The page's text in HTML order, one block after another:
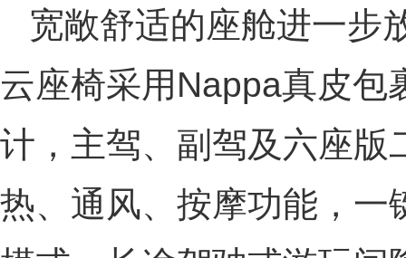
宽敞舒适的座舱进一步
云座椅采用Nappa真皮包
计，主驾、副驾及六座版
热、通风、按摩功能，一